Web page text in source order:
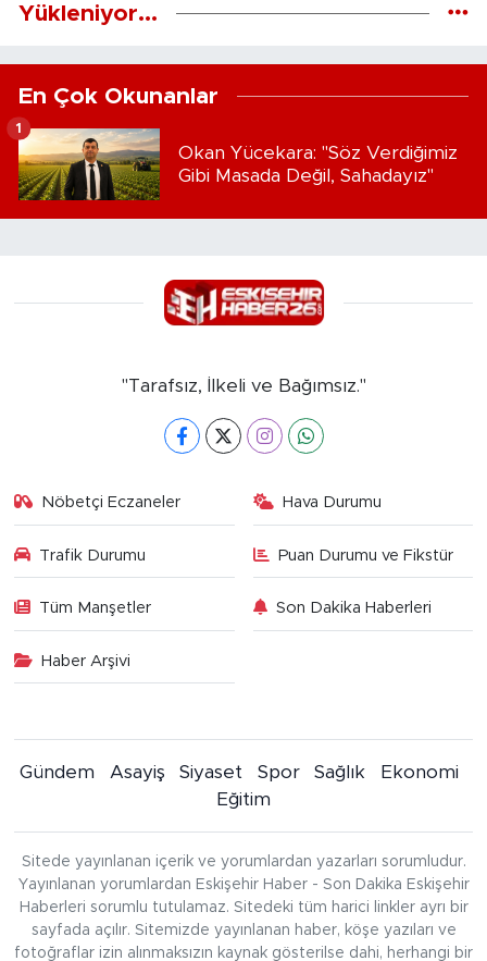
Yükleniyor...
En Çok Okunanlar
Okan Yücekara: "Söz Verdiğimiz
Gibi Masada Değil, Sahadayız"
1
"Tarafsız, İlkeli ve Bağımsız."
Nöbetçi Eczaneler Hava Durumu
Trafik Durumu Puan Durumu ve Fikstür
Tüm Manşetler Son Dakika Haberleri
Haber Arşivi
Gündem Asayiş Siyaset Spor Sağlık
Ekonomi
Eğitim
Sitede yayınlanan içerik ve yorumlardan yazarları sorumludur.
Yayınlanan yorumlardan Eskişehir Haber - Son Dakika Eskişehir
Haberleri sorumlu tutulamaz. Sitedeki tüm harici linkler ayrı bir
sayfada açılır. Sitemizde yayınlanan haber, köşe yazıları ve
fotoğraflar izin alınmaksızın kaynak gösterilse dahi, herhangi bir